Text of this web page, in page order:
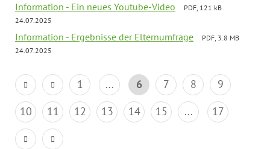
Information - Ein neues Youtube-Video
PDF, 121 kB
24.07.2025
Information - Ergebnisse der Elternumfrage
PDF, 3.8 MB
24.07.2025
1 ... 6 7 8
9
10
11 12 13 14 15 ... 17